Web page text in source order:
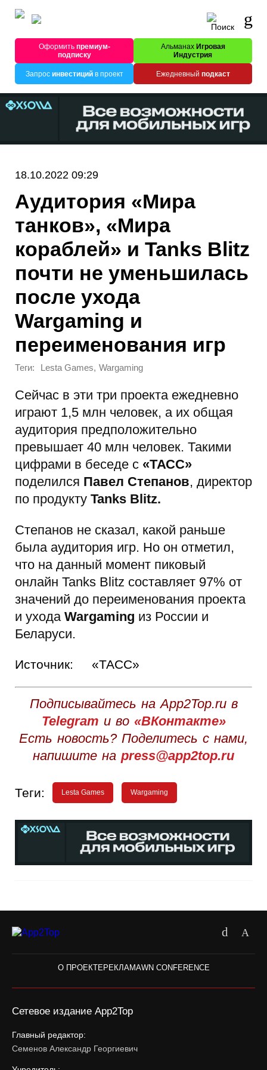
Оформитьпремиум-
подписку
Альманах Игровая
Индустрия
Запрос инвестицийв проект Ежедневный подкаст
18.10.2022 09:29
Аудитория «Мира
танков», «Мира
кораблей» и Tanks Blitz
почти не уменьшилась
после ухода
Wargaming и
переименования игр
Теги: Lesta Games, Wargaming
Сейчас в эти три проекта ежедневно
играют 1,5 млн человек, а их общая
аудитория предположительно
превышает 40 млн человек. Такими
цифрами в беседе с «ТАСС»
поделился Павел Степанов, директор
по продукту Tanks Blitz.
Степанов не сказал, какой раньше
была аудитория игр. Но он отметил,
что на данный момент пиковый
онлайн Tanks Blitz составляет 97% от
значений до переименования проекта
и ухода Wargaming из России и
Беларуси.
Источник: «ТАСС»
Подписывайтесь на App2Top.ru в
Telegram и во «ВКонтакте»
Есть новость? Поделитесь с нами,
напишите на press@app2top.ru
Теги: Lesta Games Wargaming
О ПРОЕКТЕРЕКЛАМАWN CONFERENCE
Сетевое издание App2Top
Главный редактор:
Семенов Александр Георгиевич